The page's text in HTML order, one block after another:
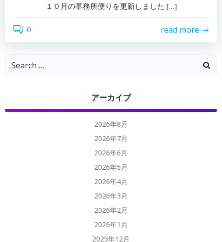
１０月の事務所便りを更新しました […]
0 read more
for:
アーカイブ
2026年8月
2026年7月
2026年6月
2026年5月
2026年4月
2026年3月
2026年2月
2026年1月
2025年12月